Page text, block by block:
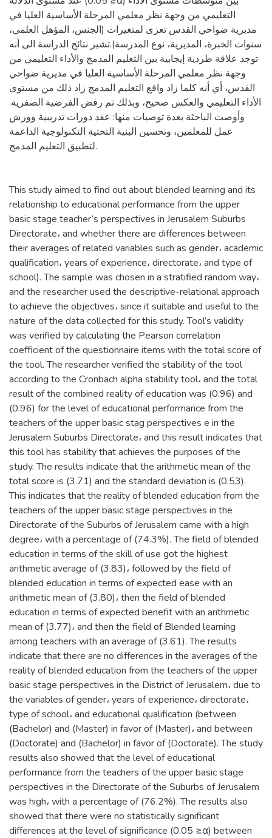
التعليمي من وجهة نظر معلمي المرحلة الأساسية العليا في
مديرية ضواحي القدس تعزى لمتغيرات (الجنس، المؤهل العلمي،
سنوات الخبرة، المديرية، نوع المدرسة).تشير نتائج الدراسة الى أنه
توجد علاقة طردية إيجابية بين التعليم المدمج والأداء التعليمي من
وجهة نظر معلمي المرحلة الأساسية العليا في مديرية ضواحي
القدس، أي أنه كلما زاد واقع التعليم المدمج زاد ذلك من مستوى
الأداء التعليمي والعكس صحيح، وبذلك تم رفض الفرضية الصفرية.
وأوصت الباحثة بعدة توصيات منها: عقد دورات تدريبية وورش
عمل للمعلمين، وتحسين البنية التحتية التكنولوجية الداعمة
لتطبيق التعليم المدمج.
This study aimed to find out about blended learning and its
relationship to educational performance from the upper
basic stage teacher’s perspectives in Jerusalem Suburbs
Directorate، and whether there are differences between
their averages of related variables such as gender، academic
qualification، years of experience، directorate، and type of
school). The sample was chosen in a stratified random way،
and the researcher used the descriptive-relational approach
to achieve the objectives، since it suitable and useful to the
nature of the data collected for this study. Tool’s validity
was verified by calculating the Pearson correlation
coefficient of the questionnaire items with the total score of
the tool. The researcher verified the stability of the tool
according to the Cronbach alpha stability tool، and the total
result of the combined reality of education was (0.96) and
(0.96) for the level of educational performance from the
teachers of the upper basic stag perspectives e in the
Jerusalem Suburbs Directorate، and this result indicates that
this tool has stability that achieves the purposes of the
study. The results indicate that the arithmetic mean of the
total score is (3.71) and the standard deviation is (0.53).
This indicates that the reality of blended education from the
teachers of the upper basic stage perspectives in the
Directorate of the Suburbs of Jerusalem came with a high
degree، with a percentage of (74.3%). The field of blended
education in terms of the skill of use got the highest
arithmetic average of (3.83)، followed by the field of
blended education in terms of expected ease with an
arithmetic mean of (3.80)، then the field of blended
education in terms of expected benefit with an arithmetic
mean of (3.77)، and then the field of Blended learning
among teachers with an average of (3.61). The results
indicate that there are no differences in the averages of the
reality of blended education from the teachers of the upper
basic stage perspectives in the District of Jerusalem، due to
the variables of gender، years of experience، directorate،
type of school، and educational qualification (between
(Bachelor) and (Master) in favor of (Master)، and between
(Doctorate) and (Bachelor) in favor of (Doctorate). The study
results also showed that the level of educational
performance from the teachers of the upper basic stage
perspectives in the Directorate of the Suburbs of Jerusalem
was high، with a percentage of (76.2%). The results also
showed that there were no statistically significant
differences at the level of significance (0.05 ≥α) between